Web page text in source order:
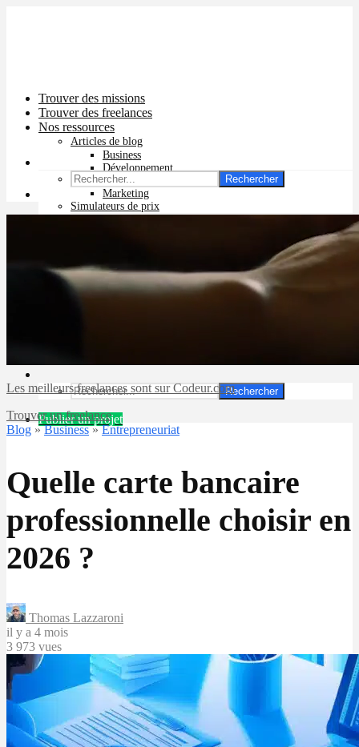
Trouver des missions
Trouver des freelances
Nos ressources
Articles de blog
Business
Développement
Graphisme
Marketing
Simulateurs de prix
Prix pub Instagram
Prix logiciel
Prix chatbot
Rechercher
Publier un projet
Rechercher
Les meilleurs freelances sont sur Codeur.com
Trouver un freelance
Blog »Business»Entrepreneuriat
Quelle carte bancaire
professionnelle choisir en
2026 ?
Thomas Lazzaroni
il y a 4 mois
3 973 vues